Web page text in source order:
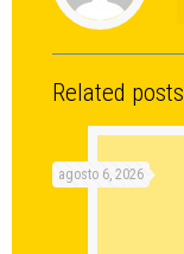
Related posts
agosto 6, 2026